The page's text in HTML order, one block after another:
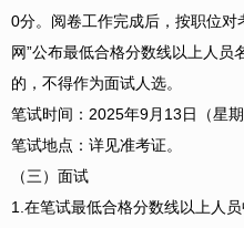
0分。阅卷工作完成后，按职位对
网”公布最低合格分数线以上人
的，不得作为面试人选。
笔试时间： 2025年9月13日（星
笔试地点： 详见准考证。
（三）面试
1.在笔试最低合格分数线以上人